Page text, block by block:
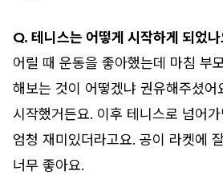
Q. 테니스는 어떻게 시작하게 되었
어릴 때 운동을 좋아했는데 마침 부
해보는 것이 어떻겠냐 권유해주셨어
시작했거든요. 이후 테니스로 넘어
엄청 재미있더라고요. 공이 라켓에
너무 좋아요.